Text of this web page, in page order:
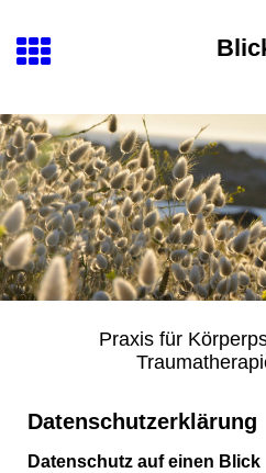
Praxis für
Datenschutzerklärung
Datenschutz auf einen Blick